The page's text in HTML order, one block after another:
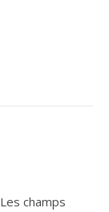
Les champs